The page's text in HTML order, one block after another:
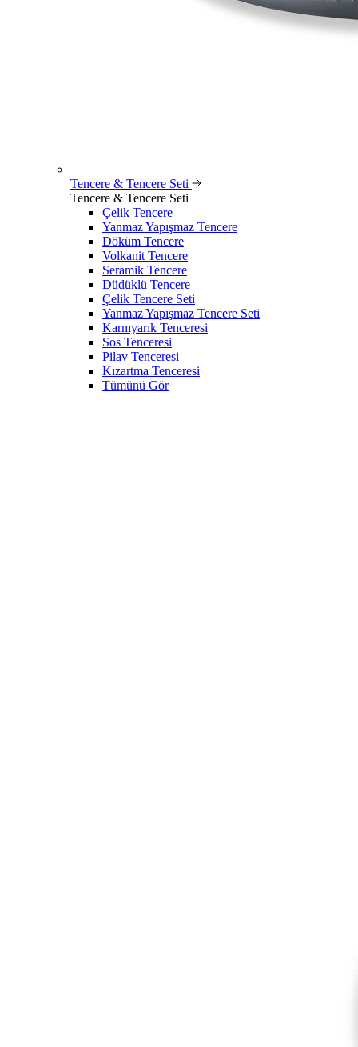
Tencere & Tencere Seti
Tencere & Tencere Seti
Çelik Tencere
Yanmaz Yapışmaz Tencere
Döküm Tencere
Volkanit Tencere
Seramik Tencere
Düdüklü Tencere
Çelik Tencere Seti
Yanmaz Yapışmaz Tencere Seti
Karnıyarık Tenceresi
Sos Tenceresi
Pilav Tenceresi
Kızartma Tenceresi
Tümünü Gör